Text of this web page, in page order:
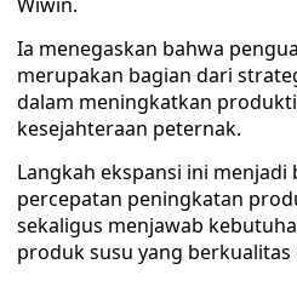
Ia menegaskan bahwa
merupakan bagian dari
dalam meningkatkan
kesejahteraan peternak.
Langkah ekspansi ini
percepatan peningkatan
sekaligus menjawab
produk susu yang